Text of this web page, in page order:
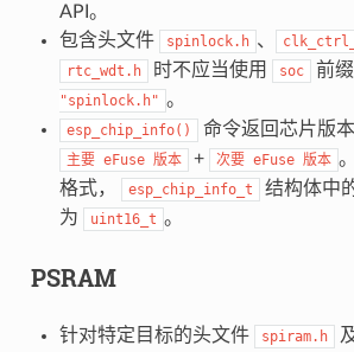
API。
包含头文件
spinlock.h 、
rtc_wdt.h 时不应当使用 soc 前
"spinlock.h" 。
esp_chip_info() 命令返回芯片版
主要 eFuse 版本 + 次要 eFuse 版本
格式，
esp_chip_info_t 结构体中
为
uint16_t 。
PSRAM
针对特定目标的头文件 spiram.h